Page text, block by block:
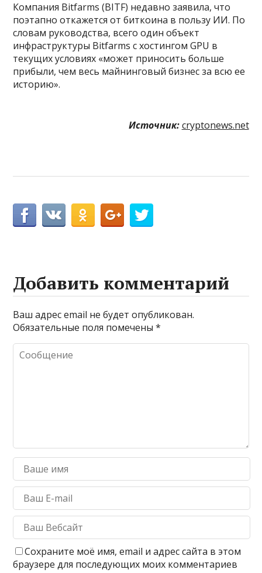
Компания Bitfarms (BITF) недавно заявила, что
поэтапно откажется от биткоина в пользу ИИ. По
словам руководства, всего один объект
инфраструктуры Bitfarms с хостингом GPU в
текущих условиях «может приносить больше
прибыли, чем весь майнинговый бизнес за всю ее
историю».
Источник: cryptonews.net
Добавить комментарий
Ваш адрес email не будет опубликован.
Обязательные поля помечены*
Сохраните моё имя, email и адрес сайта в этом
браузере для последующих моих комментариев